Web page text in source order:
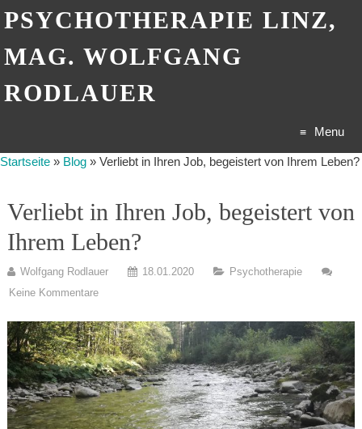
PSYCHOTHERAPIE LINZ,
MAG. WOLFGANG
RODLAUER
Menu
to
Startseite » Blog » Verliebt in Ihren Job, begeistert von Ihrem Leben?
Verliebt in Ihren Job, begeistert von
Ihrem Leben?
Wolfgang Rodlauer 18.01.2020
Psychotherapie
Keine Kommentare